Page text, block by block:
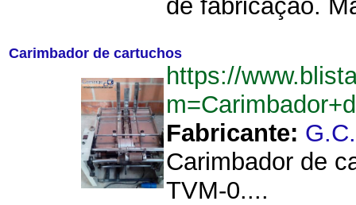
de fabricação.
Carimbador de cartuchos
https://
Fabricante:
Carimbador de
TVM-0....